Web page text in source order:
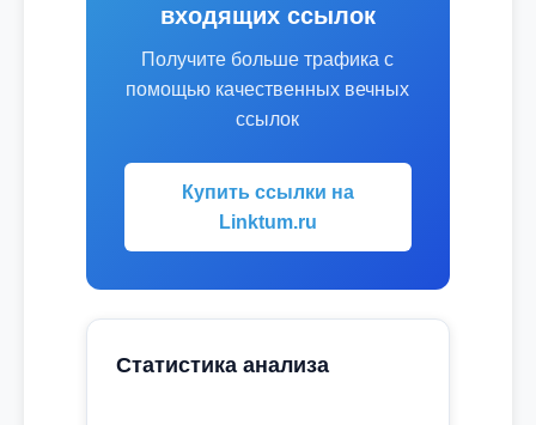
входящих ссылок
Получите больше трафика с
помощью качественных вечных
ссылок
Купить ссылки на
Linktum.ru
Статистика анализа